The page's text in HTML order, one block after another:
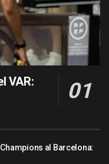
VAR:
Champions al Barcelona: